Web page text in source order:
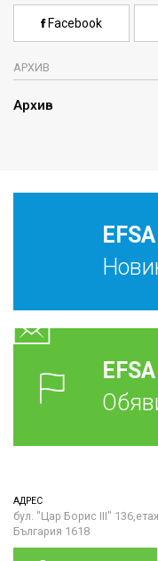
Facebook
АРХИВ
Архив
EFSA
EFSA
АДРЕС
бул. "Цар Борис III"
България 1618